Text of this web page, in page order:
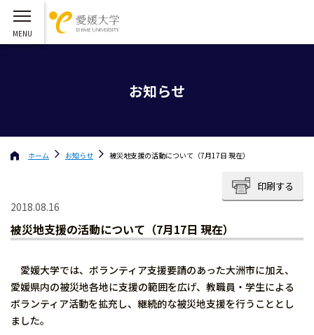
お知らせ
ホーム お知らせ 被災地支援の活動について（7月17日 現在）
印刷する
2018.08.16
被災地支援の活動について（7月17日 現在）
愛媛大学では、ボランティア支援要請のあった大洲市に加え、
愛媛県内の被災地各地に支援の範囲を広げ、教職員・学生による
ボランティア活動を拡充し、継続的な被災地支援を行うこととし
ました。